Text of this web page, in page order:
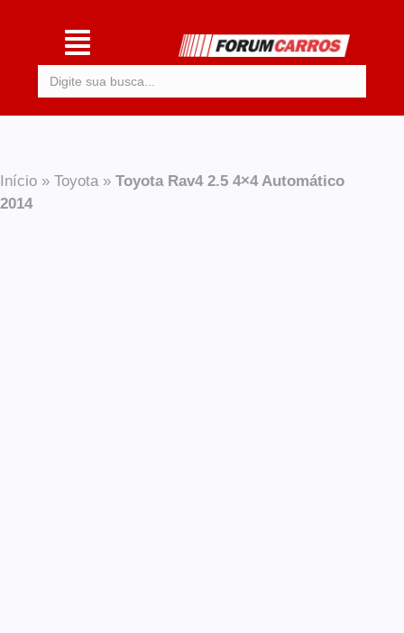
Início » Toyota» Toyota Rav4 2.5 4×4 Automático
2014